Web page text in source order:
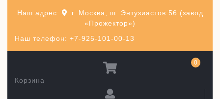
Наш телефон: +7-925-101-00-13
Наш адрес:
г. Москва, ш. Энтузиастов 56 (завод
«Прожектор»)
Корзина
0